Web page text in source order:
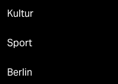
Kultur
Sport
Berlin